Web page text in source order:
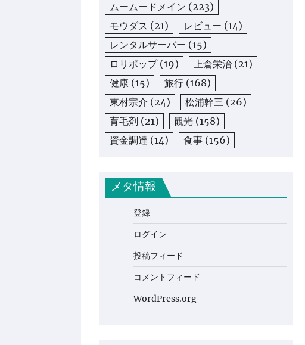
ムームードメイン (223)
モウダス (21) レビュー (14)
レンタルサーバー (15)
ロリポップ(19) 上倉栄治 (21)
健康 (15) 旅行 (168)
東村宗介 (24) 松浦幹三 (26)
育毛剤 (21) 観光 (158)
資金調達 (14) 食事 (156)
メタ情報
登録
ログイン
投稿フィード
コメントフィード
WordPress.org